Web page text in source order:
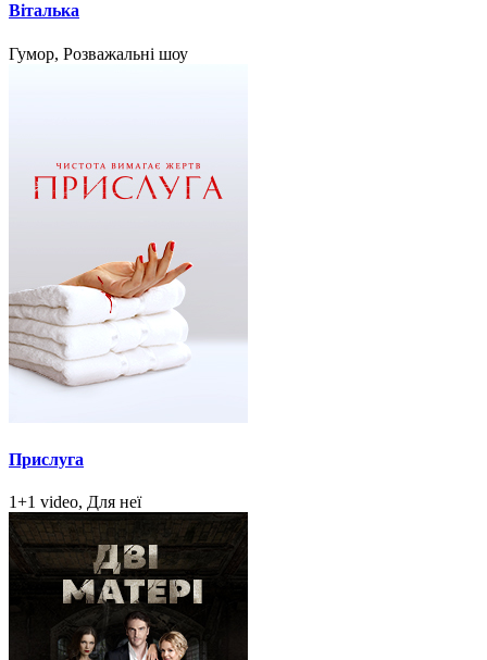
Віталька
Гумор, Розважальні шоу
Прислуга
1+1 video, Для неї